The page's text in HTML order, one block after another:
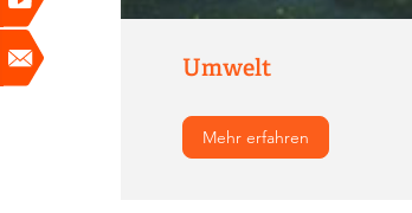
Umwelt
Mehr erfahren